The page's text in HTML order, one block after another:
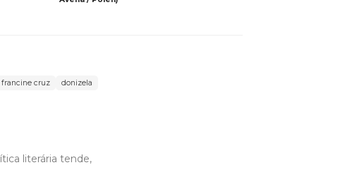
francine cruz donizela
literária tende,